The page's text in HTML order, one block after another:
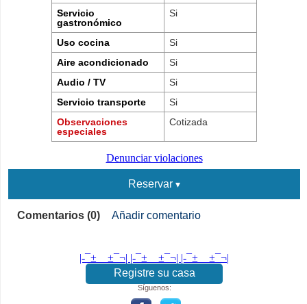
Servicio
gastronómico
Si
Uso cocina
Si
Aire acondicionado
Si
Audio / TV
Si
Servicio transporte
Si
Observaciones
especiales
Cotizada
Denunciar violaciones
Reservar
Comentarios (0) Añadir comentario
|-¯±­__­±¯¬| |-¯±­__­±¯¬| |-¯±­__­±¯¬|
Registre su casa
Síguenos: